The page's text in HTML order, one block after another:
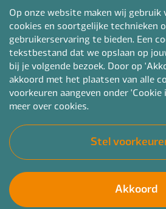
Op onze website maken wij gebruik
cookies en soortgelijke technieken
gebruikerservaring te bieden. Een
tekstbestand dat we opslaan op
bij je volgende bezoek. Door op
akkoord met het plaatsen van alle
voorkeuren aangeven onder 'Cookie
meer over cookies.
Stel
Akkoord